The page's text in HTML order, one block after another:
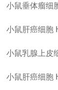
小鼠垂体瘤细
小鼠肝癌细胞
小鼠乳腺上皮
小鼠肝癌细胞